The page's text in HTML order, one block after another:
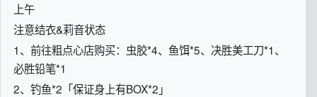
上午
注意结衣&莉音状态
1、前往粗点心店购买：虫胶*4、鱼饵*5、决胜美工刀*1、
必胜铅笔*1
2、钓鱼*2「保证身上有BOX*2」